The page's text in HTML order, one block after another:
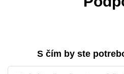
S čím by ste